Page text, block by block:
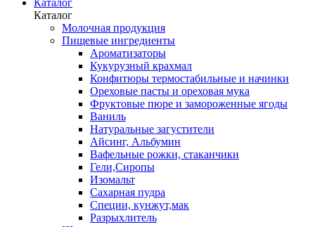
Каталог
Каталог
Молочная продукция
Пищевые ингредиенты
Ароматизаторы
Кукурузный крахмал
Конфитюры термостабильные и начинки
Ореховые пасты и ореховая мука
Фруктовые пюре и замороженные ягоды
Ваниль
Натуральные загустители
Айсинг, Альбумин
Вафельные рожки, стаканчики
Гели,Сиропы
Изомальт
Сахарная пудра
Специи, кунжут,мак
Разрыхлитель